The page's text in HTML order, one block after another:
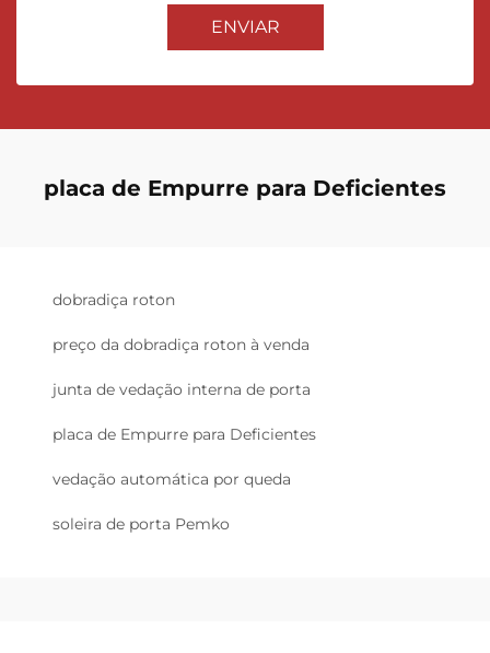
ENVIAR
placa de Empurre para Deficientes
dobradiça roton
preço da dobradiça roton à venda
junta de vedação interna de porta
placa de Empurre para Deficientes
vedação automática por queda
soleira de porta Pemko